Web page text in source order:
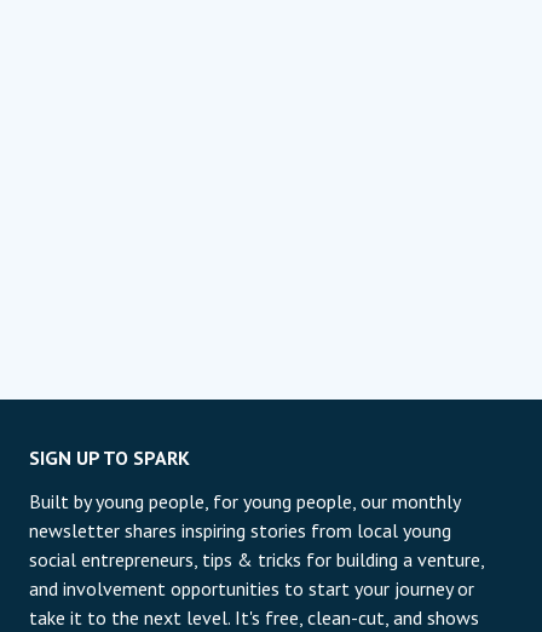
SIGN UP TO SPARK
Built by young people, for young people, our monthly
newsletter shares inspiring stories from local young
social entrepreneurs, tips & tricks for building a venture,
and involvement opportunities to start your journey or
take it to the next level. It's free, clean-cut, and shows